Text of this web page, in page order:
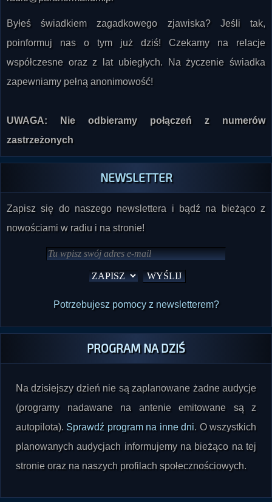
Byłeś świadkiem zagadkowego zjawiska? Jeśli tak,
poinformuj nas o tym już dziś! Czekamy na relacje
współczesne oraz z lat ubiegłych. Na życzenie świadka
zapewniamy pełną anonimowość!
UWAGA: Nie odbieramy połączeń z numerów
zastrzeżonych
NEWSLETTER
Zapisz się do naszego newslettera i bądź na bieżąco z
nowościami w radiu i na stronie!
Potrzebujesz pomocy z newsletterem?
PROGRAM NA DZIŚ
Na dzisiejszy dzień nie są zaplanowane żadne audycje
(programy nadawane na antenie emitowane są z
autopilota). Sprawdź program na inne dni. O wszystkich
planowanych audycjach informujemy na bieżąco na tej
stronie oraz na naszych profilach społecznościowych.